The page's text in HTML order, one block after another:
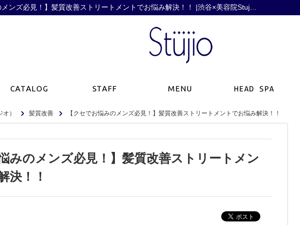
） 髪質改善 【クセでお悩みのメンズ必見！】髪質改善ストリートメントでお悩み解決！！
みのメンズ必見！】髪質改善ストリートメン
決！！